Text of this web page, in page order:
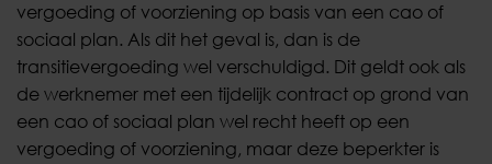
vergoeding of voorziening op basis van een cao of
sociaal plan. Als dit het geval is, dan is de
transitievergoeding wel verschuldigd. Dit geldt ook als
de werknemer met een tijdelijk contract op grond van
een cao of sociaal plan wel recht heeft op een
vergoeding of voorziening, maar deze beperkter is